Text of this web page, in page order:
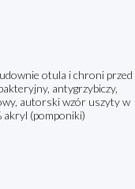
otula i chroni przed
antygrzybiczy,
autorski wzór uszyty w
akryl (pomponiki)